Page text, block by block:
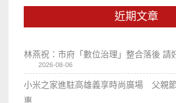
近期文章
林燕祝：市府「數位治理」整合落後 請
2026-08-06
小米之家進駐高雄義享時尚廣場 父親
惠